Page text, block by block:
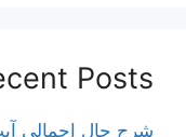
Posts
شرح حال اجمالی